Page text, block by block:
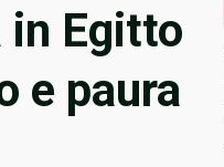
in Egitto
e paura